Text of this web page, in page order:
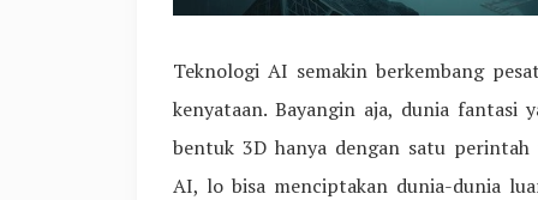
Teknologi AI semakin berkembang
kenyataan. Bayangin aja, dunia
bentuk 3D hanya dengan satu perintah
AI, lo bisa menciptakan dunia-dunia